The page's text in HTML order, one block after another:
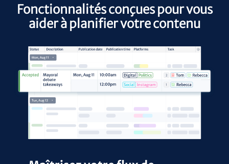
Fonctionnalités conçues pour vous
aider à planifier votre contenu